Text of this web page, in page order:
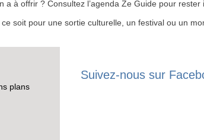
a à offrir ? Consultez l’agenda Ze Guide pour
soit pour une sortie culturelle, un festival ou un
plans
Suivez-nous sur